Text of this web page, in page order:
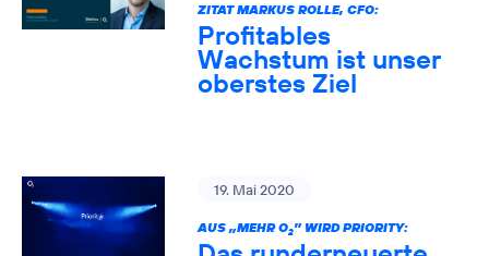
ZITAT MARKUS ROLLE, CFO:
Profitables
Wachstum ist unser
oberstes Ziel
19. Mai 2020
AUS „MEHR O2” WIRD PRIORITY: